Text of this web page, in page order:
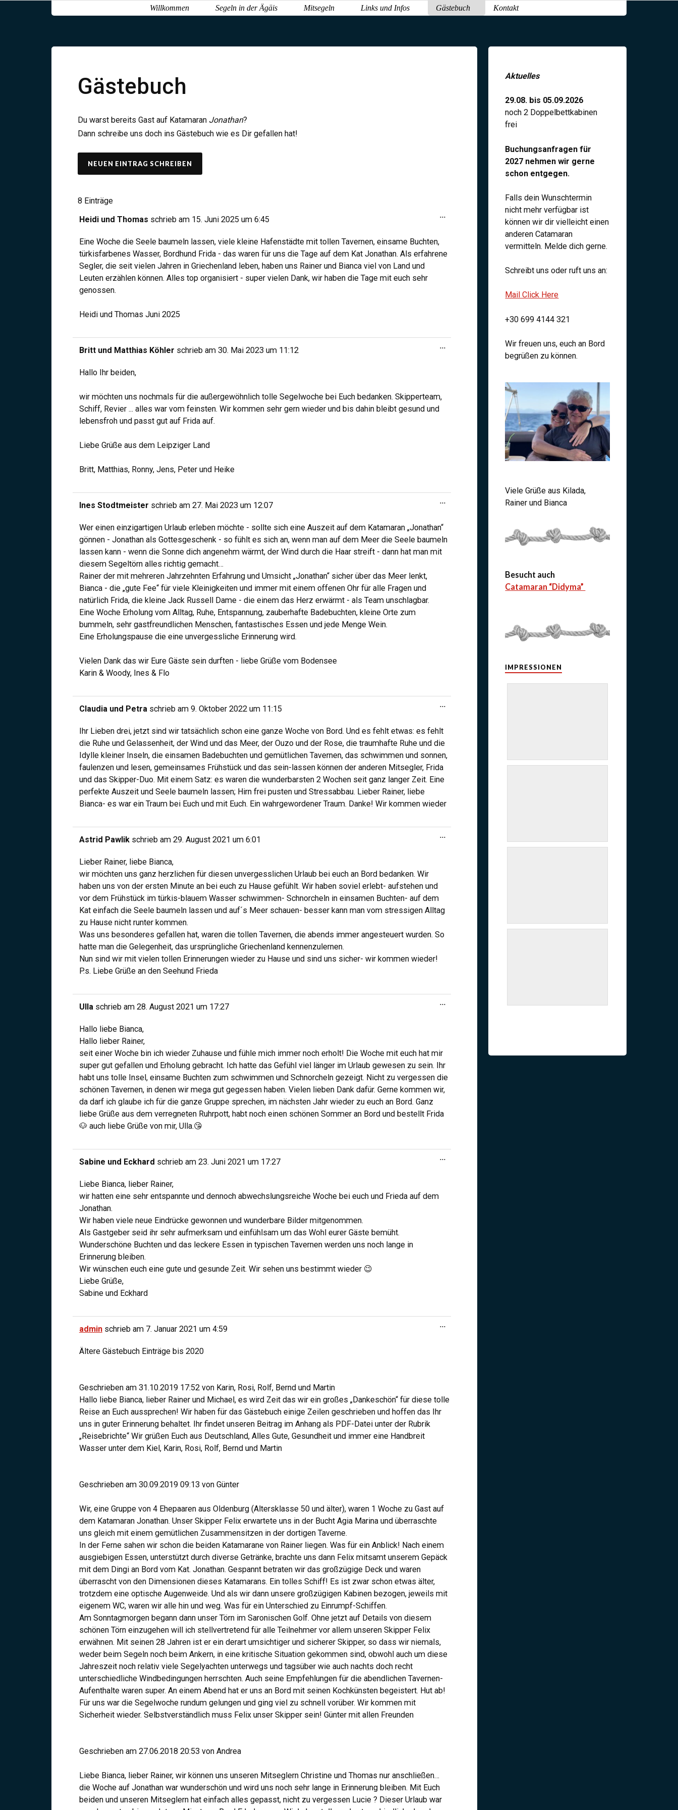
Willkommen Segeln in der Ägäis Mitsegeln Links und Infos Gästebuch Kontakt
Gästebuch
Du warst bereits Gast auf Katamaran Jonathan?
Dann schreibe uns doch ins Gästebuch wie es Dir gefallen hat!
8 Einträge
Heidi und Thomas schrieb am15. Juni 2025 um 6:45
Eine Woche die Seele baumeln lassen, viele kleine Hafenstädte mit tollen Tavernen, einsame Buchten,
türkisfarbenes Wasser, Bordhund Frida - das waren für uns die Tage auf dem Kat Jonathan. Als erfahrene
Segler, die seit vielen Jahren in Griechenland leben, haben uns Rainer und Bianca viel von Land und
Leuten erzählen können. Alles top organisiert - super vielen Dank, wir haben die Tage mit euch sehr
genossen.
Heidi und Thomas Juni 2025
...
Britt und Matthias Köhler schrieb am30. Mai 2023 um 11:12
Hallo Ihr beiden,
wir möchten uns nochmals für die außergewöhnlich tolle Segelwoche bei Euch bedanken. Skipperteam,
Schiff, Revier ... alles war vom feinsten. Wir kommen sehr gern wieder und bis dahin bleibt gesund und
lebensfroh und passt gut auf Frida auf.
Liebe Grüße aus dem Leipziger Land
Britt, Matthias, Ronny, Jens, Peter und Heike
...
Ines Stodtmeister schrieb am27. Mai 2023 um 12:07
Wer einen einzigartigen Urlaub erleben möchte - sollte sich eine Auszeit auf dem Katamaran „Jonathan“
gönnen - Jonathan als Gottesgeschenk - so fühlt es sich an, wenn man auf dem Meer die Seele baumeln
lassen kann - wenn die Sonne dich angenehm wärmt, der Wind durch die Haar streift - dann hat man mit
diesem Segeltörn alles richtig gemacht…
Rainer der mit mehreren Jahrzehnten Erfahrung und Umsicht „Jonathan“ sicher über das Meer lenkt,
Bianca - die „gute Fee“ für viele Kleinigkeiten und immer mit einem offenen Ohr für alle Fragen und
natürlich Frida, die kleine Jack Russell Dame - die einem das Herz erwärmt - als Team unschlagbar.
Eine Woche Erholung vom Alltag, Ruhe, Entspannung, zauberhafte Badebuchten, kleine Orte zum
bummeln, sehr gastfreundlichen Menschen, fantastisches Essen und jede Menge Wein.
Eine Erholungspause die eine unvergessliche Erinnerung wird.
Vielen Dank das wir Eure Gäste sein durften - liebe Grüße vom Bodensee
Karin & Woody, Ines & Flo
...
Claudia und Petra schrieb am9. Oktober 2022 um 11:15
Ihr Lieben drei, jetzt sind wir tatsächlich schon eine ganze Woche von Bord. Und es fehlt etwas: es fehlt
die Ruhe und Gelassenheit, der Wind und das Meer, der Ouzo und der Rose, die traumhafte Ruhe und die
Idylle kleiner Inseln, die einsamen Badebuchten und gemütlichen Tavernen, das schwimmen und sonnen,
faulenzen und lesen, gemeinsames Frühstück und das sein-lassen können der anderen Mitsegler, Frida
und das Skipper-Duo. Mit einem Satz: es waren die wunderbarsten 2 Wochen seit ganz langer Zeit. Eine
perfekte Auszeit und Seele baumeln lassen; Hirn frei pusten und Stressabbau. Lieber Rainer, liebe
Bianca- es war ein Traum bei Euch und mit Euch. Ein wahrgewordener Traum. Danke! Wir kommen wieder
...
Astrid Pawlik schrieb am29. August 2021 um 6:01
Lieber Rainer, liebe Bianca,
wir möchten uns ganz herzlichen für diesen unvergesslichen Urlaub bei euch an Bord bedanken. Wir
haben uns von der ersten Minute an bei euch zu Hause gefühlt. Wir haben soviel erlebt- aufstehen und
vor dem Frühstück im türkis-blauem Wasser schwimmen- Schnorcheln in einsamen Buchten- auf dem
Kat einfach die Seele baumeln lassen und auf´s Meer schauen- besser kann man vom stressigen Alltag
zu Hause nicht runter kommen.
Was uns besonderes gefallen hat, waren die tollen Tavernen, die abends immer angesteuert wurden. So
hatte man die Gelegenheit, das ursprüngliche Griechenland kennenzulernen.
Nun sind wir mit vielen tollen Erinnerungen wieder zu Hause und sind uns sicher- wir kommen wieder!
P.s. Liebe Grüße an den Seehund Frieda
...
Ulla schrieb am28. August 2021 um 17:27
Hallo liebe Bianca,
Hallo lieber Rainer,
seit einer Woche bin ich wieder Zuhause und fühle mich immer noch erholt! Die Woche mit euch hat mir
super gut gefallen und Erholung gebracht. Ich hatte das Gefühl viel länger im Urlaub gewesen zu sein. Ihr
habt uns tolle Insel, einsame Buchten zum schwimmen und Schnorcheln gezeigt. Nicht zu vergessen die
schönen Tavernen, in denen wir mega gut gegessen haben. Vielen lieben Dank dafür. Gerne kommen wir,
da darf ich glaube ich für die ganze Gruppe sprechen, im nächsten Jahr wieder zu euch an Bord. Ganz
liebe Grüße aus dem verregneten Ruhrpott, habt noch einen schönen Sommer an Bord und bestellt Frida
🐶 auch liebe Grüße von mir, Ulla.😘
...
Sabine und Eckhard schrieb am23. Juni 2021 um 17:27
Liebe Bianca, lieber Rainer,
wir hatten eine sehr entspannte und dennoch abwechslungsreiche Woche bei euch und Frieda auf dem
Jonathan.
Wir haben viele neue Eindrücke gewonnen und wunderbare Bilder mitgenommen.
Als Gastgeber seid ihr sehr aufmerksam und einfühlsam um das Wohl eurer Gäste bemüht.
Wunderschöne Buchten und das leckere Essen in typischen Tavernen werden uns noch lange in
Erinnerung bleiben.
Wir wünschen euch eine gute und gesunde Zeit. Wir sehen uns bestimmt wieder 😉
Liebe Grüße,
Sabine und Eckhard
...
admin schrieb am7. Januar 2021 um 4:59
Ältere Gästebuch Einträge bis 2020
Geschrieben am 31.10.2019 17:52 von Karin, Rosi, Rolf, Bernd und Martin
Hallo liebe Bianca, lieber Rainer und Michael, es wird Zeit das wir ein großes „Dankeschön“ für diese tolle
Reise an Euch aussprechen! Wir haben für das Gästebuch einige Zeilen geschrieben und hoffen das Ihr
uns in guter Erinnerung behaltet. Ihr findet unseren Beitrag im Anhang als PDF-Datei unter der Rubrik
„Reisebrichte“ Wir grüßen Euch aus Deutschland, Alles Gute, Gesundheit und immer eine Handbreit
Wasser unter dem Kiel, Karin, Rosi, Rolf, Bernd und Martin
Geschrieben am 30.09.2019 09:13 von Günter
Wir, eine Gruppe von 4 Ehepaaren aus Oldenburg (Altersklasse 50 und älter), waren 1 Woche zu Gast auf
dem Katamaran Jonathan. Unser Skipper Felix erwartete uns in der Bucht Agia Marina und überraschte
uns gleich mit einem gemütlichen Zusammensitzen in der dortigen Taverne.
In der Ferne sahen wir schon die beiden Katamarane von Rainer liegen. Was für ein Anblick! Nach einem
ausgiebigen Essen, unterstützt durch diverse Getränke, brachte uns dann Felix mitsamt unserem Gepäck
mit dem Dingi an Bord vom Kat. Jonathan. Gespannt betraten wir das großzügige Deck und waren
überrascht von den Dimensionen dieses Katamarans. Ein tolles Schiff! Es ist zwar schon etwas älter,
trotzdem eine optische Augenweide. Und als wir dann unsere großzügigen Kabinen bezogen, jeweils mit
eigenem WC, waren wir alle hin und weg. Was für ein Unterschied zu Einrumpf-Schiffen.
Am Sonntagmorgen begann dann unser Törn im Saronischen Golf. Ohne jetzt auf Details von diesem
schönen Törn einzugehen will ich stellvertretend für alle Teilnehmer vor allem unseren Skipper Felix
erwähnen. Mit seinen 28 Jahren ist er ein derart umsichtiger und sicherer Skipper, so dass wir niemals,
weder beim Segeln noch beim Ankern, in eine kritische Situation gekommen sind, obwohl auch um diese
Jahreszeit noch relativ viele Segelyachten unterwegs und tagsüber wie auch nachts doch recht
unterschiedliche Windbedingungen herrschten. Auch seine Empfehlungen für die abendlichen Tavernen-
Aufenthalte waren super. An einem Abend hat er uns an Bord mit seinen Kochkünsten begeistert. Hut ab!
Für uns war die Segelwoche rundum gelungen und ging viel zu schnell vorüber. Wir kommen mit
Sicherheit wieder. Selbstverständlich muss Felix unser Skipper sein! Günter mit allen Freunden
Geschrieben am 27.06.2018 20:53 von Andrea
Liebe Bianca, lieber Rainer, wir können uns unseren Mitseglern Christine und Thomas nur anschließen…
die Woche auf Jonathan war wunderschön und wird uns noch sehr lange in Erinnerung bleiben. Mit Euch
beiden und unseren Mitseglern hat einfach alles gepasst, nicht zu vergessen Lucie ? Dieser Urlaub war
...
Aktuelles
29.08. bis 05.09.2026
noch 2 Doppelbettkabinen
frei
Buchungsanfragen für
2027 nehmen wir gerne
schon entgegen.
Falls dein Wunschtermin
nicht mehr verfügbar ist
können wir dir vielleicht einen
anderen Catamaran
vermitteln. Melde dich gerne.
Schreibt uns oder ruft uns an:
Mail Click Here
+30 699 4144 321
Wir freuen uns, euch an Bord
begrüßen zu können.
Viele Grüße aus Kilada,
Rainer und Bianca
Besucht auch
Catamaran “Didyma”
IMPRESSIONEN